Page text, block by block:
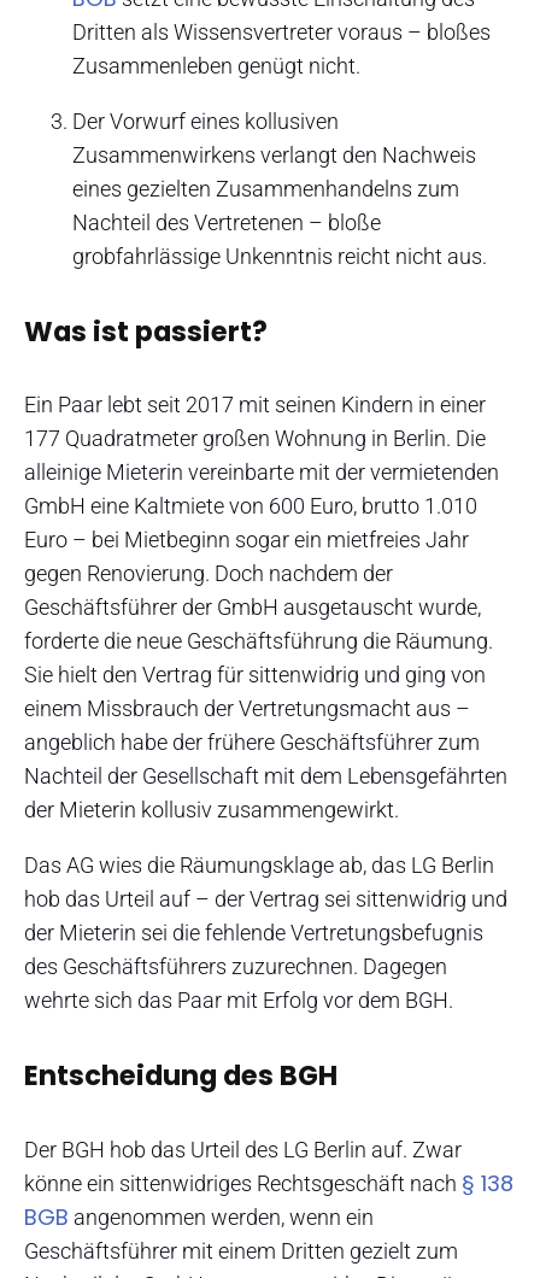
Dritten als Wissensvertreter voraus – bloßes
Zusammenleben genügt nicht.
Der Vorwurf eines kollusiven
Zusammenwirkens verlangt den Nachweis
eines gezielten Zusammenhandelns zum
Nachteil des Vertretenen – bloße
grobfahrlässige Unkenntnis reicht nicht aus.
Was ist passiert?
Ein Paar lebt seit 2017 mit seinen Kindern in einer
177 Quadratmeter großen Wohnung in Berlin. Die
alleinige Mieterin vereinbarte mit der vermietenden
GmbH eine Kaltmiete von 600 Euro, brutto 1.010
Euro – bei Mietbeginn sogar ein mietfreies Jahr
gegen Renovierung. Doch nachdem der
Geschäftsführer der GmbH ausgetauscht wurde,
forderte die neue Geschäftsführung die Räumung.
Sie hielt den Vertrag für sittenwidrig und ging von
einem Missbrauch der Vertretungsmacht aus –
angeblich habe der frühere Geschäftsführer zum
Nachteil der Gesellschaft mit dem Lebensgefährten
der Mieterin kollusiv zusammengewirkt.
Das AG wies die Räumungsklage ab, das LG Berlin
hob das Urteil auf – der Vertrag sei sittenwidrig und
der Mieterin sei die fehlende Vertretungsbefugnis
des Geschäftsführers zuzurechnen. Dagegen
wehrte sich das Paar mit Erfolg vor dem BGH.
Entscheidung des BGH
Der BGH hob das Urteil des LG Berlin auf. Zwar
könne ein sittenwidriges Rechtsgeschäft nach § 138
BGB angenommen werden, wenn ein
Geschäftsführer mit einem Dritten gezielt zum